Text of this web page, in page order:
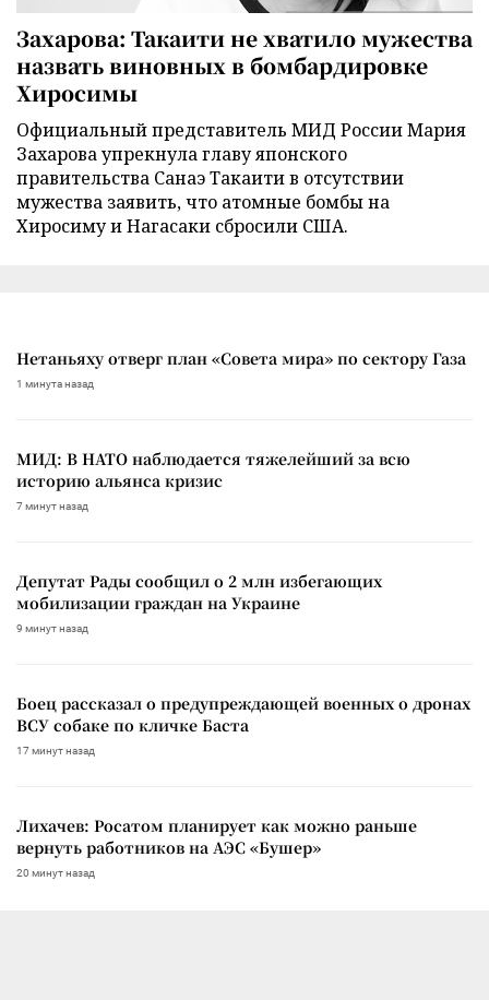
Захарова: Такаити не хватило мужества
назвать виновных в бомбардировке
Хиросимы
Официальный представитель МИД России Мария
Захарова упрекнула главу японского
правительства Санаэ Такаити в отсутствии
мужества заявить, что атомные бомбы на
Хиросиму и Нагасаки сбросили США.
Нетаньяху отверг план «Совета мира» по сектору Газа
1 минута назад
МИД: В НАТО наблюдается тяжелейший за всю
историю альянса кризис
7 минут назад
Депутат Рады сообщил о 2 млн избегающих
мобилизации граждан на Украине
9 минут назад
Боец рассказал о предупреждающей военных о дронах
ВСУ собаке по кличке Баста
17 минут назад
Лихачев: Росатом планирует как можно раньше
вернуть работников на АЭС «Бушер»
20 минут назад